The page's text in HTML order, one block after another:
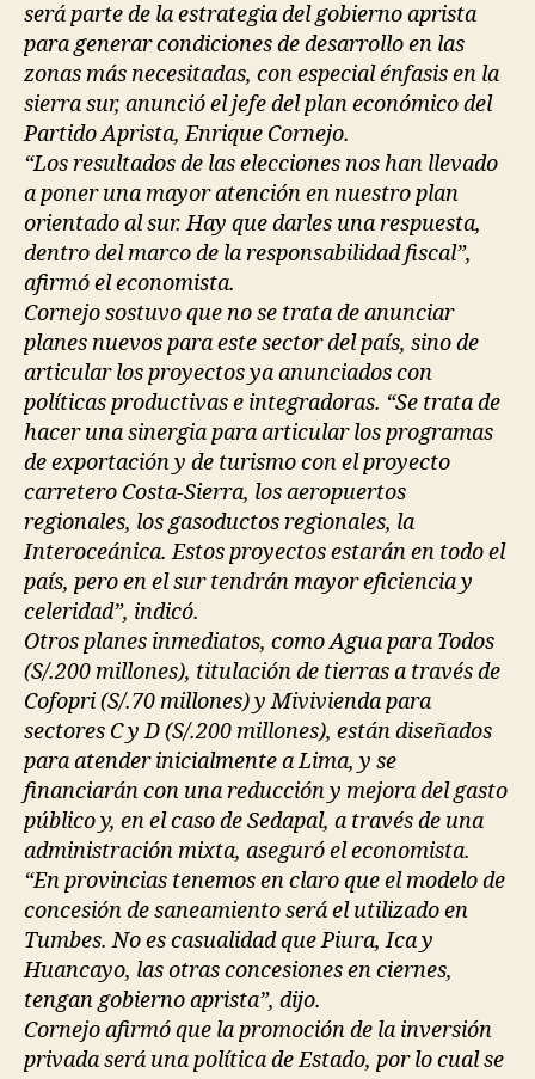
será parte de la estrategia del gobierno aprista
para generar condiciones de desarrollo en las
zonas más necesitadas, con especial énfasis en la
sierra sur, anunció el jefe del plan económico del
Partido Aprista, Enrique Cornejo.
“Los resultados de las elecciones nos han llevado
a poner una mayor atención en nuestro plan
orientado al sur. Hay que darles una respuesta,
dentro del marco de la responsabilidad fiscal”,
afirmó el economista.
Cornejo sostuvo que no se trata de anunciar
planes nuevos para este sector del país, sino de
articular los proyectos ya anunciados con
políticas productivas e integradoras. “Se trata de
hacer una sinergia para articular los programas
de exportación y de turismo con el proyecto
carretero Costa-Sierra, los aeropuertos
regionales, los gasoductos regionales, la
Interoceánica. Estos proyectos estarán en todo el
país, pero en el sur tendrán mayor eficiencia y
celeridad”, indicó.
Otros planes inmediatos, como Agua para Todos
(S/.200 millones), titulación de tierras a través de
Cofopri (S/.70 millones) y Mivivienda para
sectores C y D (S/.200 millones), están diseñados
para atender inicialmente a Lima, y se
financiarán con una reducción y mejora del gasto
público y, en el caso de Sedapal, a través de una
administración mixta, aseguró el economista.
“En provincias tenemos en claro que el modelo de
concesión de saneamiento será el utilizado en
Tumbes. No es casualidad que Piura, Ica y
Huancayo, las otras concesiones en ciernes,
tengan gobierno aprista”, dijo.
Cornejo afirmó que la promoción de la inversión
privada será una política de Estado, por lo cual se